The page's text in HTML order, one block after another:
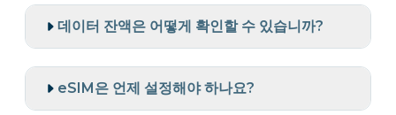
데이터 잔액은 어떻게 확인할 수 있습니까?
eSIM은 언제 설정해야 하나요?